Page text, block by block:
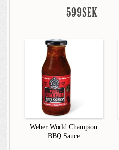
599SEK
Weber World Champion
BBQ Sauce